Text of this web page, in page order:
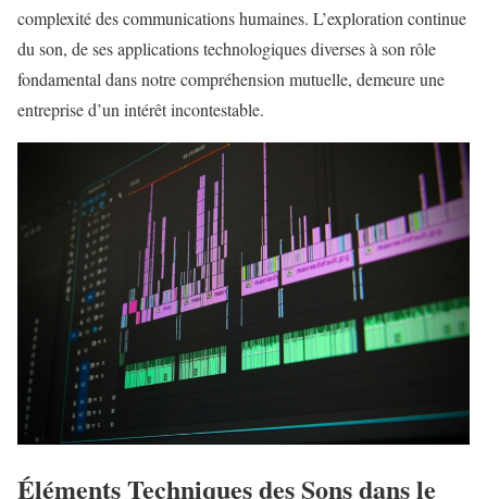
complexité des communications humaines. L’exploration continue
du son, de ses applications technologiques diverses à son rôle
fondamental dans notre compréhension mutuelle, demeure une
entreprise d’un intérêt incontestable.
Éléments Techniques des Sons dans le